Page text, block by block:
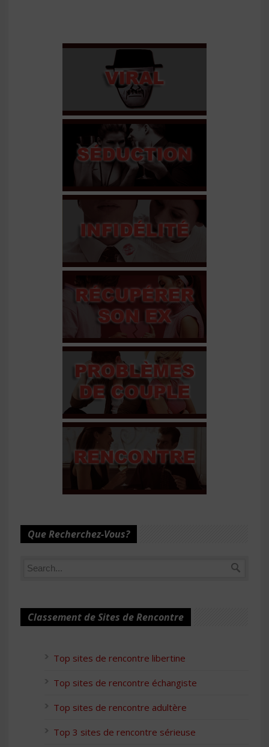
Que Recherchez-Vous?
Classement de Sites de Rencontre
Top sites de rencontre libertine
Top sites de rencontre échangiste
Top sites de rencontre adultère
Top 3 sites de rencontre sérieuse